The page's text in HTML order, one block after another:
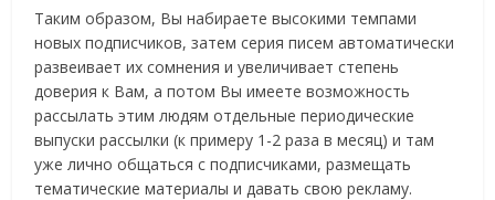
Таким образом, Вы набираете высокими темпами
новых подписчиков, затем серия писем автоматически
развеивает их сомнения и увеличивает степень
доверия к Вам, а потом Вы имеете возможность
рассылать этим людям отдельные периодические
выпуски рассылки (к примеру 1-2 раза в месяц) и там
уже лично общаться с подписчиками, размещать
тематические материалы и давать свою рекламу.